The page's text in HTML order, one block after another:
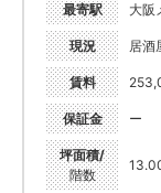
最寄駅 大
現況 居酒
賃料
保証金 ー
坪面積/
階数